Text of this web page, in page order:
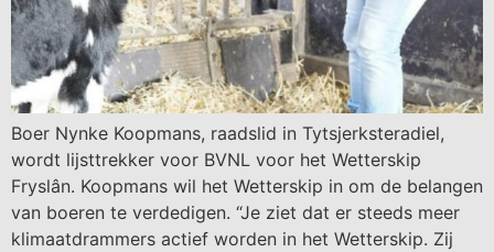
Boer Nynke Koopmans, raadslid in Tytsjerksteradiel,
wordt lijsttrekker voor BVNL voor het Wetterskip
Fryslân. Koopmans wil het Wetterskip in om de belangen
van boeren te verdedigen. “Je ziet dat er steeds meer
klimaatdrammers actief worden in het Wetterskip. Zij